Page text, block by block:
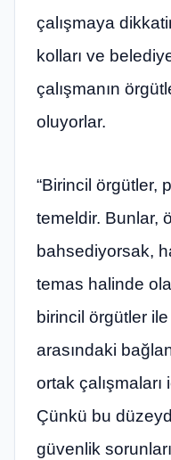
çalışmaya
kolları ve
çalışmanın
oluyorlar.
“Birincil örgütler,
temeldir. Bunlar,
bahsediyorsak,
temas halinde
birincil örgütler
arasındaki
ortak
Çünkü bu
güvenlik